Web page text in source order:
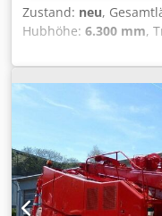
Zustand: neu,
Hubhöhe: 6.300 mm,
100.08 Antrieb
Hubhöhe (mm) 6.300